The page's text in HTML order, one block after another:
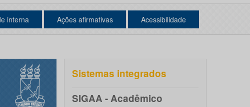
interna Ações afirmativas Acessibilidade
Sistemas integrados
SIGAA - Acadêmico